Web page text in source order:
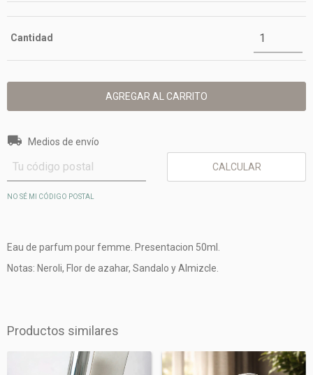
Cantidad
Entregas para el CP:
Medios de envío
CALCULAR
NO SÉ MI CÓDIGO POSTAL
Eau de parfum pour femme. Presentacion 50ml.
Notas: Neroli, Flor de azahar, Sandalo y Almizcle.
Productos similares